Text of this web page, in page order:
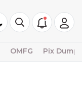
OMFG Pix Dump